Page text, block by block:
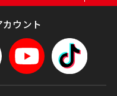
ウント